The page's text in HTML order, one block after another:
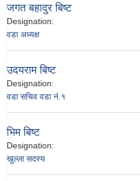
जगत बहादुर बिष्ट
Designation:
वडा अध्यक्ष
उदयराम बिष्ट
Designation:
वडा सचिव वडा नं.१
भिम बिष्ट
Designation:
खुल्ला सदस्य